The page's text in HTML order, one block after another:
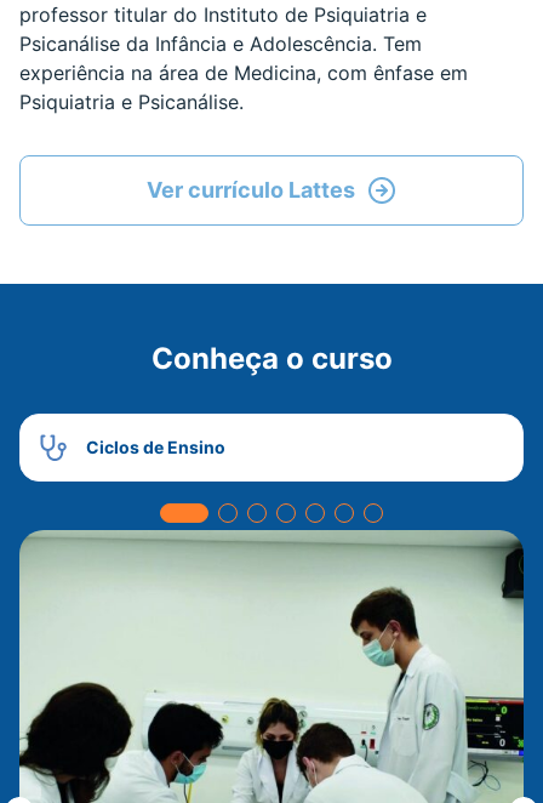
professor titular do Instituto de Psiquiatria e
Psicanálise da Infância e Adolescência. Tem
experiência na área de Medicina, com ênfase em
Psiquiatria e Psicanálise.
Ver currículo Lattes
Conheça o curso
Ciclos de Ensino